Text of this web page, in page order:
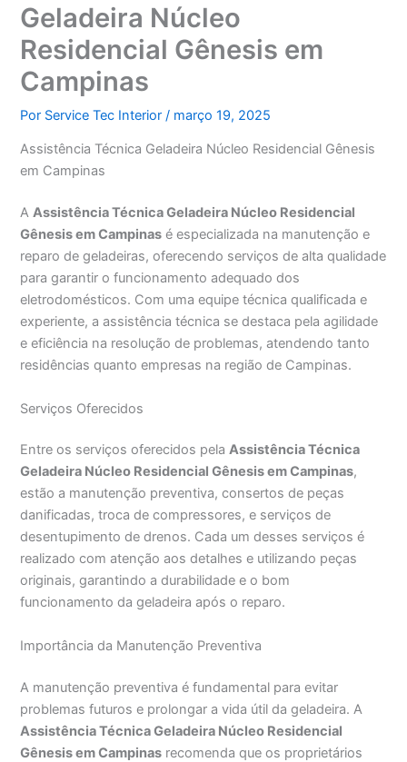
Geladeira Núcleo
Residencial Gênesis em
Campinas
Por Service Tec Interior/ março 19, 2025
Assistência Técnica Geladeira Núcleo Residencial Gênesis
em Campinas
AAssistência Técnica Geladeira Núcleo Residencial
Gênesis em Campinas é especializada na manutenção e
reparo de geladeiras, oferecendo serviços de alta qualidade
para garantir o funcionamento adequado dos
eletrodomésticos. Com uma equipe técnica qualificada e
experiente, a assistência técnica se destaca pela agilidade
e eficiência na resolução de problemas, atendendo tanto
residências quanto empresas na região de Campinas.
Serviços Oferecidos
Entre os serviços oferecidos pelaAssistência Técnica
Geladeira Núcleo Residencial Gênesis em Campinas,
estão a manutenção preventiva, consertos de peças
danificadas, troca de compressores, e serviços de
desentupimento de drenos. Cada um desses serviços é
realizado com atenção aos detalhes e utilizando peças
originais, garantindo a durabilidade e o bom
funcionamento da geladeira após o reparo.
Importância da Manutenção Preventiva
A manutenção preventiva é fundamental para evitar
problemas futuros e prolongar a vida útil da geladeira. A
Assistência Técnica Geladeira Núcleo Residencial
Gênesis em Campinas recomenda que os proprietários